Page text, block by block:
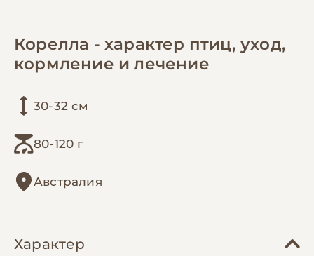
Корелла - характер птиц, уход,
кормление и лечение
30-32 см
80-120 г
Австралия
Характер